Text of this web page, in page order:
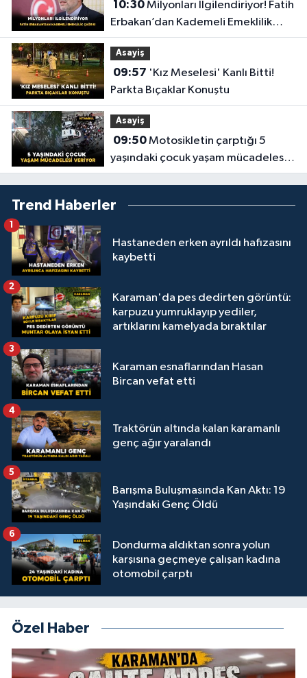
10:30Milyonları İlgilendiriyor! Fatih
Erbakan’dan Kademeli Emeklilik
Çağrısı
Asayiş
09:57
Parkta Bıçaklar Konuştu
Asayiş
09:50Motosikletin çarptığı 5
yaşındaki çocuk yaşam mücadelesi
veriyor
Trend Haberler
Hastaneden erken ayrıldı hafızasını
kaybetti
1
Karaman'da pes dedirten görüntü:
karpuzu yumruklayıp yediler,
artıklarını kamelyada bıraktılar
2
Karaman esnaflarından Hasan
Bircan vefat etti
3
Traktörün altında kalan karamanlı
genç ağır yaralandı
4
Barışma Buluşmasında Kan Aktı: 19
Yaşındaki Genç Öldü
5
Dondurma aldıktan sonra yolun
karşısına geçmeye çalışan kadına
otomobil çarptı
6
Özel Haber